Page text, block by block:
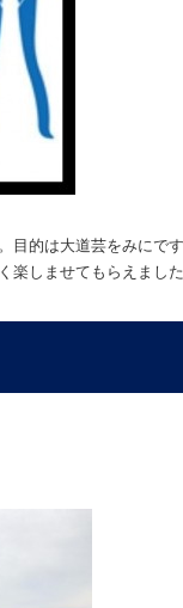
目的は大道芸をみにで
楽しませてもらえました